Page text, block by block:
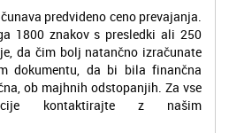
predvideno ceno prevajanja.
1800 znakov s presledki ali 250
da čim bolj natančno izračunate
dokumentu, da bi bila finančna
ob majhnih odstopanjih. Za vse
kontaktirajte z našim